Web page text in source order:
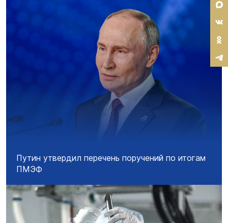
Путин утвердил перечень поручений по итогам
ПМЭФ